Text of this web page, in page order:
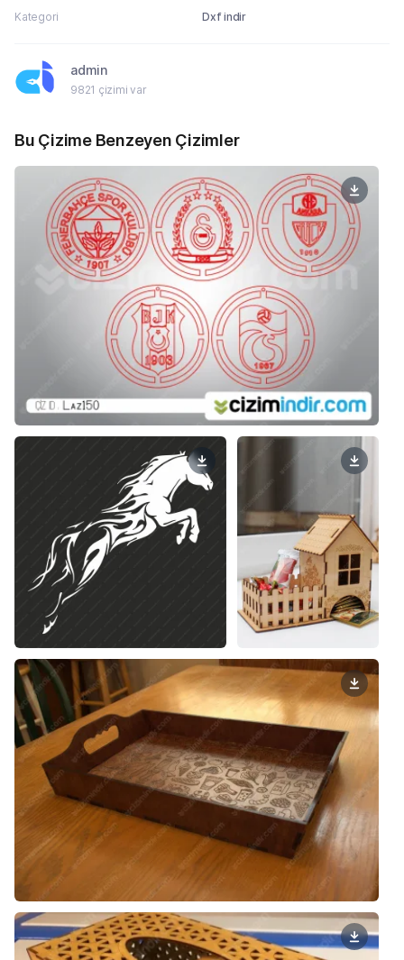
Kategori
Dxf indir
admin
9821 çizimi var
Bu Çizime Benzeyen Çizimler